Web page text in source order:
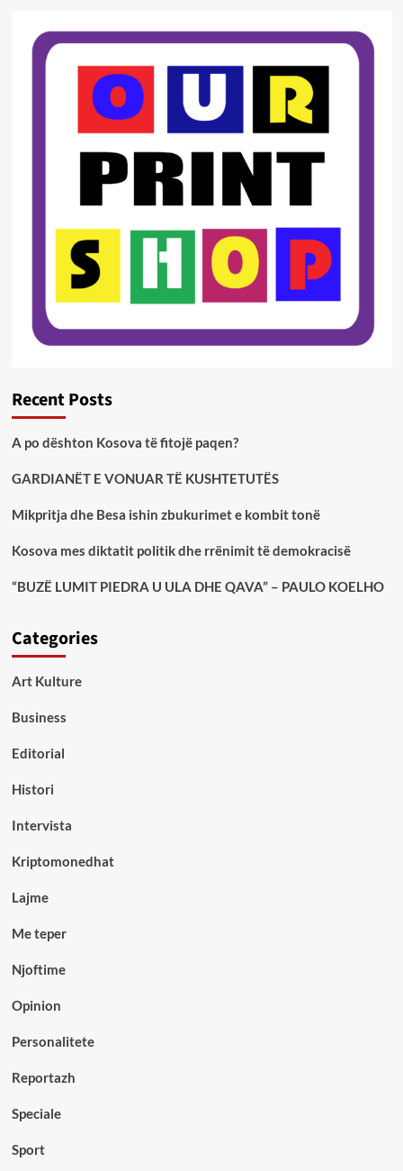
Recent Posts
A po dështon Kosova të fitojë paqen?
GARDIANËT E VONUAR TË KUSHTETUTËS
Mikpritja dhe Besa ishin zbukurimet e kombit tonë
Kosova mes diktatit politik dhe rrënimit të demokracisë
“BUZË LUMIT PIEDRA U ULA DHE QAVA” – PAULO KOELHO
Categories
Art Kulture
Business
Editorial
Histori
Intervista
Kriptomonedhat
Lajme
Me teper
Njoftime
Opinion
Personalitete
Reportazh
Speciale
Sport